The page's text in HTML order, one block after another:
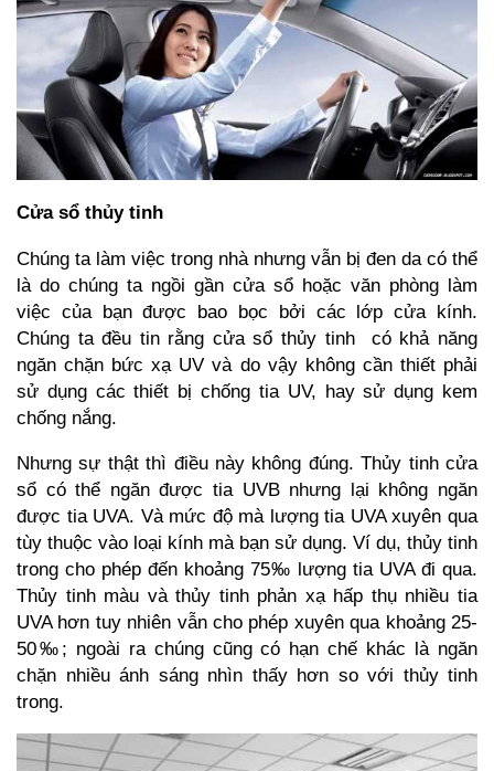
Cửa sổ thủy tinh
Chúng ta làm việc trong nhà nhưng vẫn bị đen da có thể
là do chúng ta ngồi gần cửa sổ hoặc văn phòng làm
việc của bạn được bao bọc bởi các lớp cửa kính.
Chúng ta đều tin rằng cửa sổ thủy tinh có khả năng
ngăn chặn bức xạ UV và do vậy không cần thiết phải
sử dụng các thiết bị chống tia UV, hay sử dụng kem
chống nắng.
Nhưng sự thật thì điều này không đúng. Thủy tinh cửa
sổ có thể ngăn được tia UVB nhưng lại không ngăn
được tia UVA. Và mức độ mà lượng tia UVA xuyên qua
tùy thuộc vào loại kính mà bạn sử dụng. Ví dụ, thủy tinh
trong cho phép đến khoảng 75‰ lượng tia UVA đi qua.
Thủy tinh màu và thủy tinh phản xạ hấp thụ nhiều tia
UVA hơn tuy nhiên vẫn cho phép xuyên qua khoảng 25-
50‰; ngoài ra chúng cũng có hạn chế khác là ngăn
chặn nhiều ánh sáng nhìn thấy hơn so với thủy tinh
trong.